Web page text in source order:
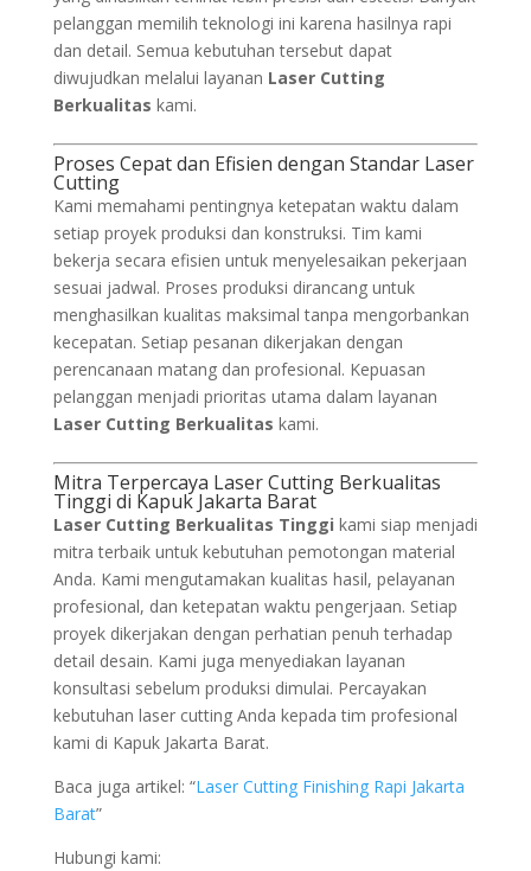
pelanggan memilih teknologi ini karena hasilnya rapi
dan detail. Semua kebutuhan tersebut dapat
diwujudkan melalui layanan Laser Cutting
Berkualitas kami.
Proses Cepat dan Efisien dengan Standar Laser
Cutting
Kami memahami pentingnya ketepatan waktu dalam
setiap proyek produksi dan konstruksi. Tim kami
bekerja secara efisien untuk menyelesaikan pekerjaan
sesuai jadwal. Proses produksi dirancang untuk
menghasilkan kualitas maksimal tanpa mengorbankan
kecepatan. Setiap pesanan dikerjakan dengan
perencanaan matang dan profesional. Kepuasan
pelanggan menjadi prioritas utama dalam layanan
Laser Cutting Berkualitas kami.
Mitra Terpercaya Laser Cutting Berkualitas
Tinggi di Kapuk Jakarta Barat
Laser Cutting Berkualitas Tinggi kami siap menjadi
mitra terbaik untuk kebutuhan pemotongan material
Anda. Kami mengutamakan kualitas hasil, pelayanan
profesional, dan ketepatan waktu pengerjaan. Setiap
proyek dikerjakan dengan perhatian penuh terhadap
detail desain. Kami juga menyediakan layanan
konsultasi sebelum produksi dimulai. Percayakan
kebutuhan laser cutting Anda kepada tim profesional
kami di Kapuk Jakarta Barat.
Baca juga artikel: “Laser Cutting Finishing Rapi Jakarta
Barat”
Hubungi kami: